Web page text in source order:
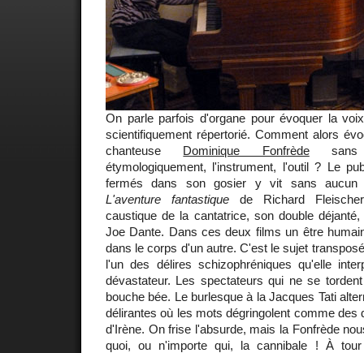
On parle parfois d'organe pour évoquer la
scientifiquement répertorié. Comment alors
chanteuse Dominique Fonfrèdesans
étymologiquement, l'instrument, l'outil ? Le
fermés dans son gosier y vit sans aucun
L'aventure fantastique de Richard
caustique de la cantatrice, son double
Joe Dante. Dans ces deux films un être
dans le corps d'un autre. C'est le sujet
l'un des délires schizophréniques qu'elle
dévastateur. Les spectateurs qui ne se
bouche bée. Le burlesque à la Jacques Tati
délirantes où les mots dégringolent comme des
d'Irène. On frise l'absurde, mais la Fonfrède
quoi, ou n'importe qui, la cannibale ! À